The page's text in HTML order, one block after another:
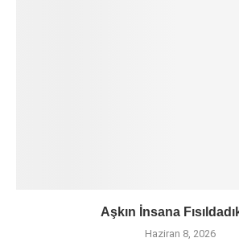
Aşkın İnsana
Haziran 8, 2026